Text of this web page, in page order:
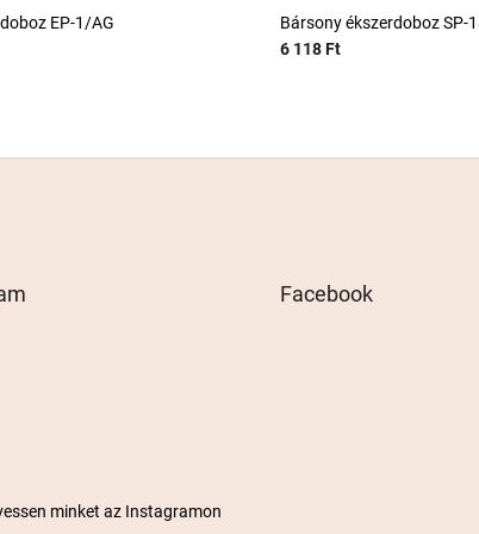
EP-1/AG
Bársony ékszerdoboz SP-
6 118 Ft
minket az Instagramon
Facebook